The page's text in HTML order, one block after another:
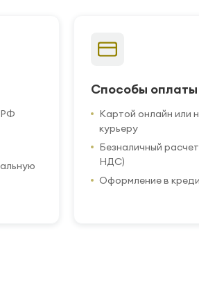
РФ
Способы оплаты
Картой онлайн или
курьеру
Безналичный
НДС)
Оформление в